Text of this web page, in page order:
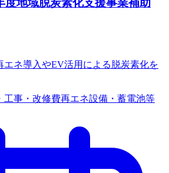
度地域脱炭素化支援事業補助
エネ導入やEV活用による脱炭素化を
工事・改修費再エネ設備・蓄電池等